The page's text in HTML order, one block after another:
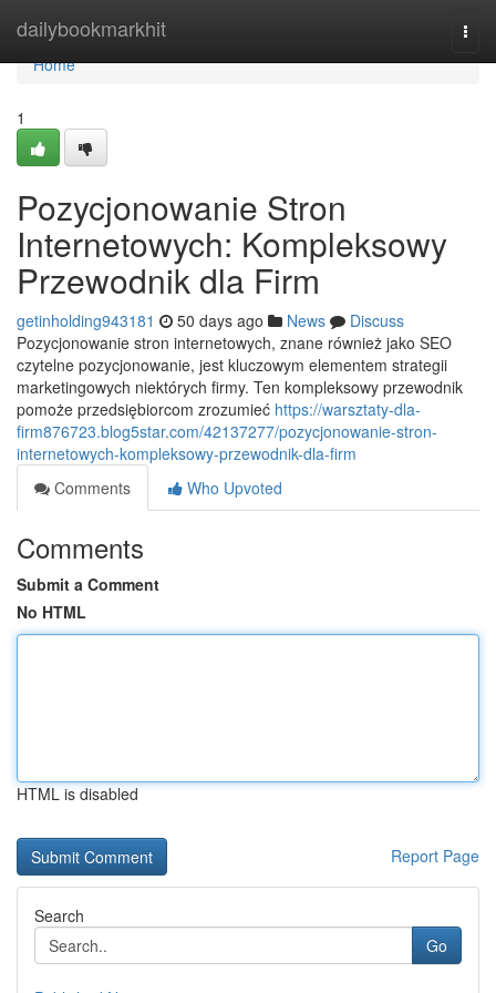
dailybookmarkhit
Home
Home
1
Pozycjonowanie Stron
Internetowych: Kompleksowy
Przewodnik dla Firm
getinholding943181 50 days ago News
Discuss
Pozycjonowanie stron internetowych, znane również jako SEO
czytelne pozycjonowanie, jest kluczowym elementem strategii
marketingowych niektórych firmy. Ten kompleksowy przewodnik
pomoże przedsiębiorcom zrozumieć https://warsztaty-dla-
firm876723.blog5star.com/42137277/pozycjonowanie-stron-
internetowych-kompleksowy-przewodnik-dla-firm
Comments
Who Upvoted
Comments
Submit a Comment
No HTML
HTML is disabled
Report Page
Search
Go